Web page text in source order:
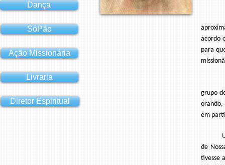
Dança
SóPão
Ação Missionária
Livraria
Diretor Espiritual
acordo
para
grupo
orando,
em
Um
de
tivesse